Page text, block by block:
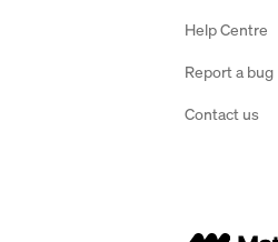
Help Centre
Report a bug
Contact us